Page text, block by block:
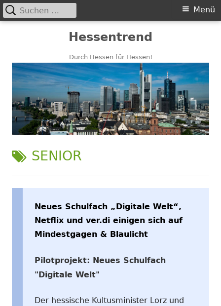
Hessentrend
Durch Hessen für Hessen!
Primäres
Menü
Suchen
nach:
SCHLAGWORT:
SENIOR
Neues Schulfach „Digitale Welt“,
Netflix und ver.di einigen sich auf
Mindestgagen & Blaulicht
Pilotprojekt: Neues Schulfach
"Digitale Welt"
Der hessische Kultusminister Lorz und